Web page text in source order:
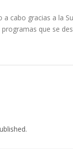
cabo gracias a la
que se